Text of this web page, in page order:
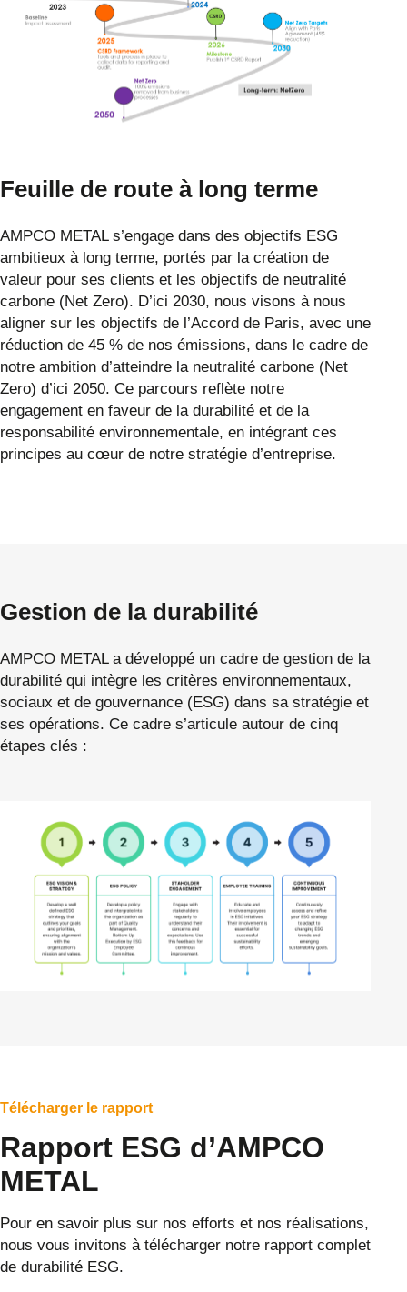
Feuille de route à long terme
AMPCO METAL s’engage dans des objectifs ESG
ambitieux à long terme, portés par la création de
valeur pour ses clients et les objectifs de neutralité
carbone (Net Zero). D’ici 2030, nous visons à nous
aligner sur les objectifs de l’Accord de Paris, avec une
réduction de 45 % de nos émissions, dans le cadre de
notre ambition d’atteindre la neutralité carbone (Net
Zero) d’ici 2050. Ce parcours reflète notre
engagement en faveur de la durabilité et de la
responsabilité environnementale, en intégrant ces
principes au cœur de notre stratégie d’entreprise.
Gestion de la durabilité
AMPCO METAL a développé un cadre de gestion de la
durabilité qui intègre les critères environnementaux,
sociaux et de gouvernance (ESG) dans sa stratégie et
ses opérations. Ce cadre s’articule autour de cinq
étapes clés :
Télécharger le rapport
Rapport ESG d’AMPCO
METAL
Pour en savoir plus sur nos efforts et nos réalisations,
nous vous invitons à télécharger notre rapport complet
de durabilité ESG.